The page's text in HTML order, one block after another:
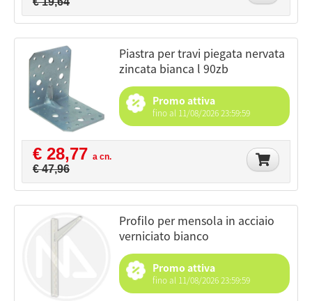
piastra per travi piegata nervata
zincata bianca l 90zb
Promo attiva
fino al 11/08/2026 23:59:59
€ 28,77 a cn.
€ 47,96
profilo per mensola in acciaio
verniciato bianco
Promo attiva
fino al 11/08/2026 23:59:59